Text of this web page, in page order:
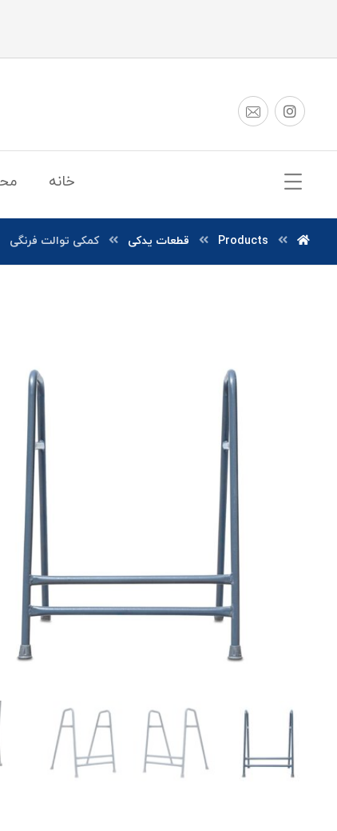
خانه
Products قطعات یدکی کمکی توالت فرنگی